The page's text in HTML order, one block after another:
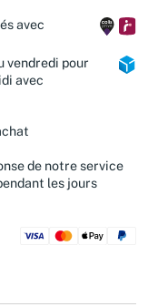
avec
vendredi pour
avec
de notre service
les jours